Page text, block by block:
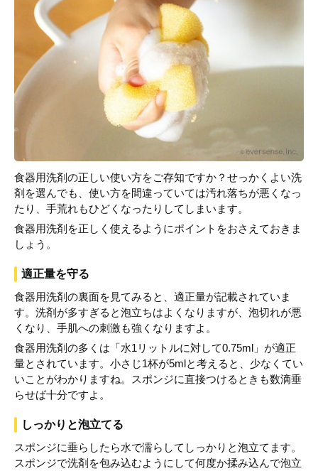
食器用洗剤の正しい使い方をご存知ですか？せっかくよい洗
剤を選んでも、使い方を間違っていては汚れ落ちが悪くなっ
たり、手荒れもひどくなったりしてしまいます。
食器用洗剤を正しく使えるようにポイントをおさえておきま
しょう。
適正量を守る
食器用洗剤の裏面を見てみると、適正量が記載されていま
す。洗剤が多すぎると泡立ちはよくなりますが、泡切れが悪
くなり、手肌への刺激も強くなりますよ。
食器用洗剤の多くは「水1リットルに対して0.75ml」が適正
量とされています。小さじ1杯が5mlと考えると、少なくてい
いことがわかりますね。スポンジに直接つけるときも数滴垂
らせば十分ですよ。
しっかりと泡立てる
スポンジに垂らしたら水で濡らしてしっかりと泡立てます。
スポンジで洗剤を包み込むようにして何度か揉み込んで泡立